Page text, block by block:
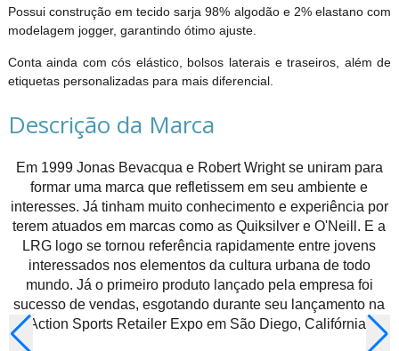
Possui construção em tecido sarja 98% algodão e 2% elastano com
modelagem jogger, garantindo ótimo ajuste.
Conta ainda com cós elástico, bolsos laterais e traseiros, além de
etiquetas personalizadas para mais diferencial.
Descrição da Marca
Em 1999 Jonas Bevacqua e Robert Wright se uniram para
formar uma marca que refletissem em seu ambiente e
interesses. Já tinham muito conhecimento e experiência por
terem atuados em marcas como as Quiksilver e O'Neill. E a
LRG logo se tornou referência rapidamente entre jovens
interessados nos elementos da cultura urbana de todo
mundo. Já o primeiro produto lançado pela empresa foi
sucesso de vendas, esgotando durante seu lançamento na
Action Sports Retailer Expo em São Diego, Califórnia.